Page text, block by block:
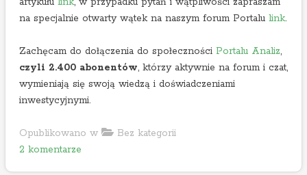
na specjalnie otwarty wątek na naszym forum Portalu link.
Zachęcam do dołączenia do społeczności Portalu Analiz,
czyli 2.400 abonentów, którzy aktywnie na forum i czat,
wymieniają się swoją wiedzą i doświadczeniami
inwestycyjnymi.
Opublikowano w
Bez kategorii
2 komentarzed